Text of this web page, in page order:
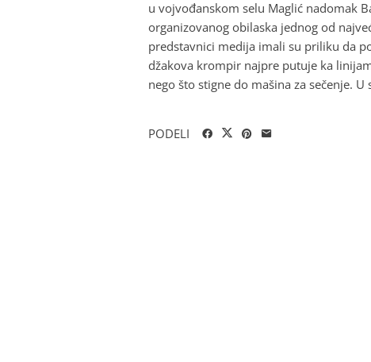
u vojvođanskom selu Maglić nadomak
organizovanog obilaska jednog od
predstavnici medija imali su priliku da
džakova krompir najpre putuje ka
nego što stigne do mašina za sečenje.
PODELI